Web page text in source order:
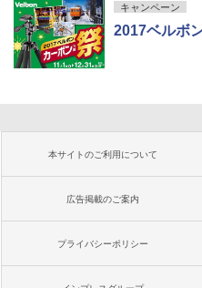
キャンペーン
2017ベルボ
本サイトのご利用について
広告掲載のご案内
プライバシーポリシー